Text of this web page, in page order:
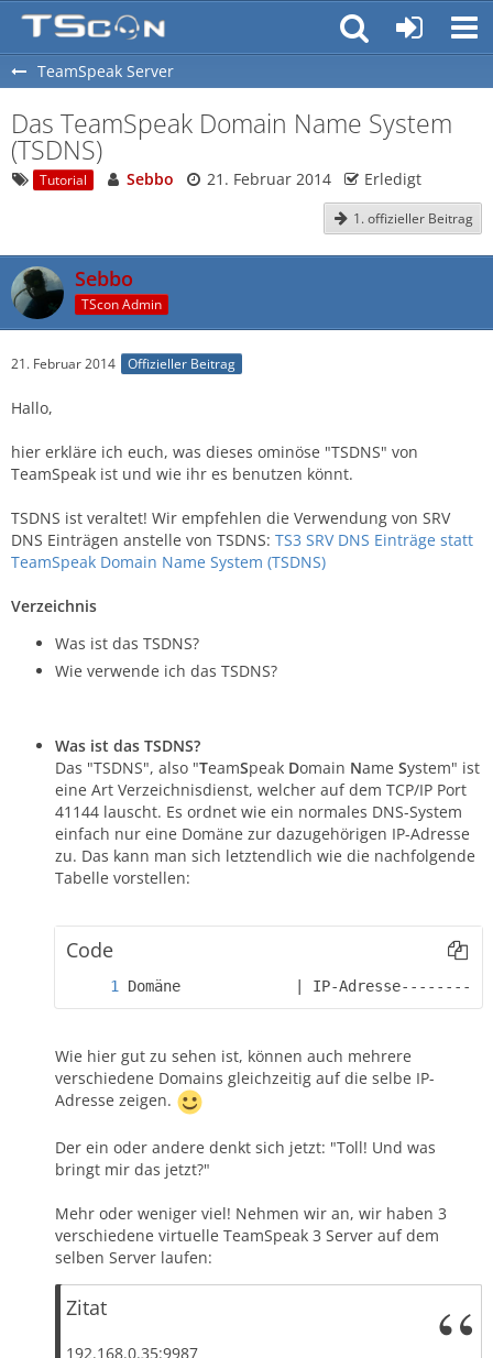
TeamSpeak Server
Das TeamSpeak Domain Name System
(TSDNS)
Tutorial Sebbo 21. Februar 2014 Erledigt
1. offizieller Beitrag
Sebbo
TScon Admin
21. Februar 2014 Offizieller Beitrag
Hallo,
hier erkläre ich euch, was dieses ominöse "TSDNS" von
TeamSpeak ist und wie ihr es benutzen könnt.
TSDNS ist veraltet! Wir empfehlen die Verwendung von SRV
DNS Einträgen anstelle von TSDNS: TS3 SRV DNS Einträge statt
TeamSpeak Domain Name System (TSDNS)
Verzeichnis
Was ist das TSDNS?
Wie verwende ich das TSDNS?
Was ist das TSDNS?
Das "TSDNS", also "TeamSpeak Domain Name System" ist
eine Art Verzeichnisdienst, welcher auf dem TCP/IP Port
41144 lauscht. Es ordnet wie ein normales DNS-System
einfach nur eine Domäne zur dazugehörigen IP-Adresse
zu. Das kann man sich letztendlich wie die nachfolgende
Tabelle vorstellen:
Code
Domäne             | IP-
Wie hier gut zu sehen ist, können auch mehrere
verschiedene Domains gleichzeitig auf die selbe IP-
Adresse zeigen.
Der ein oder andere denkt sich jetzt: "Toll! Und was
bringt mir das jetzt?"
Mehr oder weniger viel! Nehmen wir an, wir haben 3
verschiedene virtuelle TeamSpeak 3 Server auf dem
selben Server laufen:
Zitat
192.168.0.35:9987